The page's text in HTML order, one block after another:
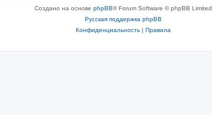
Создано на основе phpBB® Forum Software © phpBB Limited
Русская поддержка phpBB
Конфиденциальность| Правила